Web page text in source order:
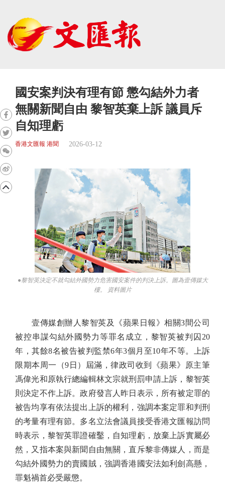
國安案判決有理有節 懲勾結外力者
無關新聞自由 黎智英棄上訴 議員斥
自知理虧
香港文匯報 港聞 2026-03-12
●黎智英決定不就勾結外國勢力危害國安案件的判決上訴。圖為壹傳媒大
樓。 資料圖片
壹傳媒創辦人黎智英及《蘋果日報》相關3間公司
被控串謀勾結外國勢力等罪名成立，黎智英被判囚20
年，其餘8名被告被判監禁6年3個月至10年不等。上訴
限期本周一（9日）屆滿，律政司收到《蘋果》原主筆
馮偉光和原執行總編輯林文宗就刑罰申請上訴，黎智英
則決定不作上訴。政府發言人昨日表示，所有被定罪的
被告均享有依法提出上訴的權利，強調本案定罪和判刑
的考量有理有節。多名立法會議員接受香港文匯報訪問
時表示，黎智英罪證確鑿，自知理虧，放棄上訴實屬必
然，又指本案與新聞自由無關，直斥黎非傳媒人，而是
勾結外國勢力的賣國賊，強調香港國安法如利劍高懸，
罪魁禍首必受嚴懲。